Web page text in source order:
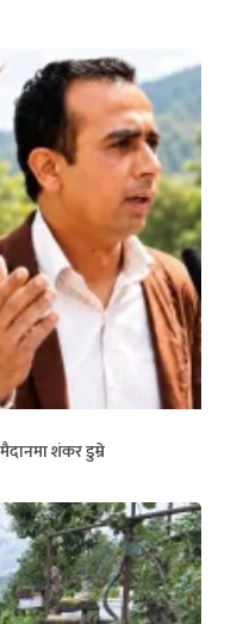
शंकर डुम्रे